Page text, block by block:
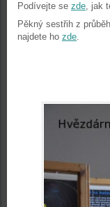
Podívejte se zde, jak
Pěkný sestřih z
najdete ho zde.